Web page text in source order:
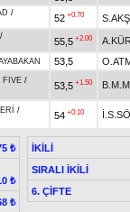
/
52 +0.70
/
55,5 +2.00
53,5
FIVE /
53,5 +1.50
/
54 +0.10
₺
₺
₺
İKİLİ
SIRALI İKİLİ
6. ÇİFTE